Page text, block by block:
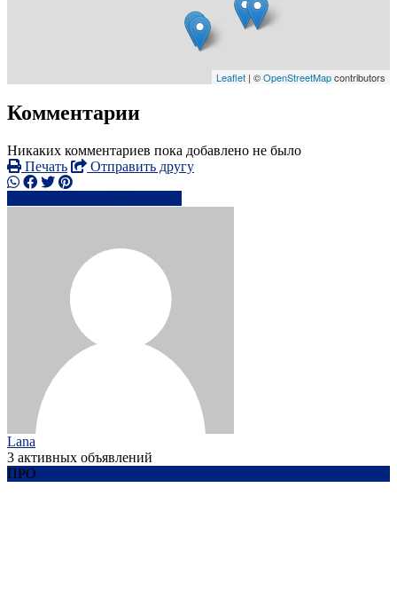
Leaflet | ©OpenStreetMapcontributors
Комментарии
Никаких комментариев пока добавлено не было
Печать
Отправить другу
Lana
3 активных объявлений
ПРО